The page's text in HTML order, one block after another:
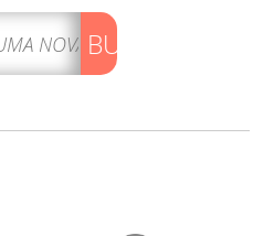
BUSCAR